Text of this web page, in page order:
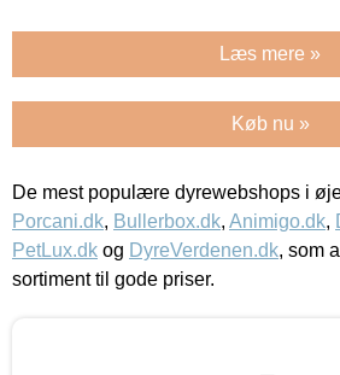
Læs mere »
Køb nu »
De mest populære dyrewebshops i
Porcani.dk, Bullerbox.dk, Animigo.dk,
PetLux.dk og DyreVerdenen.dk, som
sortiment til gode priser.